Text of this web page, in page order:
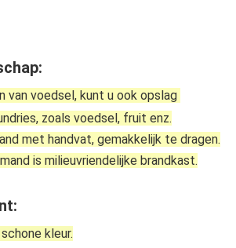
van voedsel, kunt u ook opslag
zoals voedsel, fruit enz.
met handvat, gemakkelijk te dragen.
is milieuvriendelijke brandkast.
kleur.